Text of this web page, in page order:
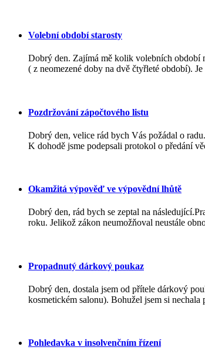
Volební období starosty
Dobrý den. Zajímá mě kolik volebních období
( z neomezené doby na dvě čtyřleté období).
Pozdržování zápočtového listu
Dobrý den, velice rád bych Vás požádal o
K dohodě jsme podepsali protokol o předání
Okamžitá výpověď ve výpovědní lhůtě
Dobrý den, rád bych se zeptal na
roku. Jelikož zákon neumožňoval neustále
Propadnutý dárkový poukaz
Dobrý den, dostala jsem od přítele dárkový
kosmetickém salonu). Bohužel jsem si
Pohledavka v insolvenčním řízení